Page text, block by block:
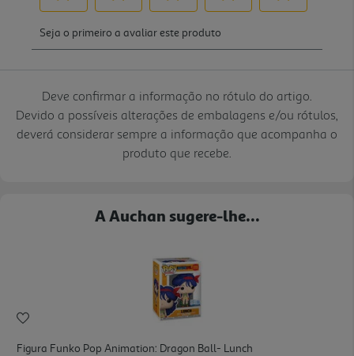
Deve confirmar a informação no rótulo do artigo.
Devido a possíveis alterações de embalagens e/ou rótulos,
deverá considerar sempre a informação que acompanha o
produto que recebe.
A Auchan sugere-lhe...
Figura Funko Pop Animation: Dragon Ball- Lunch